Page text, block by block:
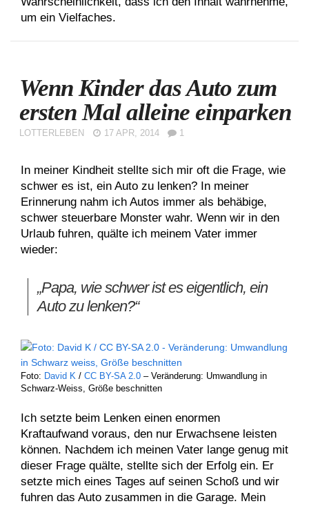
um ein Vielfaches.
Wenn Kinder das Auto zum
ersten Mal alleine einparken
LOTTERLEBEN 17 APR, 2014 1
In meiner Kindheit stellte sich mir oft die Frage, wie
schwer es ist, ein Auto zu lenken? In meiner
Erinnerung nahm ich Autos immer als behäbige,
schwer steuerbare Monster wahr. Wenn wir in den
Urlaub fuhren, quälte ich meinem Vater immer
wieder:
„Papa, wie schwer ist es eigentlich, ein
Auto zu lenken?“
Foto: David K / CC BY-SA 2.0 – Veränderung: Umwandlung in
Schwarz-Weiss, Größe beschnitten
Ich setzte beim Lenken einen enormen
Kraftaufwand voraus, den nur Erwachsene leisten
können. Nachdem ich meinen Vater lange genug mit
dieser Frage quälte, stellte sich der Erfolg ein. Er
setzte mich eines Tages auf seinen Schoß und wir
fuhren das Auto zusammen in die Garage. Mein